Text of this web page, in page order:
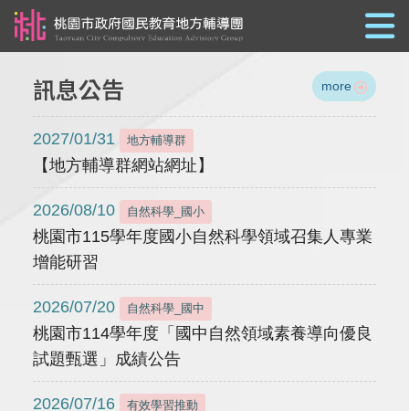
訊息公告 more
2027/01/31 地方輔導群
【地方輔導群網站網址】
2026/08/10 自然科學_國小
桃園市115學年度國小自然科學領域召集人專業
增能研習
2026/07/20 自然科學_國中
桃園市114學年度「國中自然領域素養導向優良
試題甄選」成績公告
2026/07/16 有效學習推動